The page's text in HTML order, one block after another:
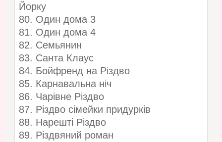
Йорку
80. Один дома 3
81. Один дома 4
82. Семьянин
83. Санта Клаус
84. Бойфренд на Різдво
85. Карнавальна ніч
86. Чарівне Різдво
87. Різдво сімейки придурків
88. Нарешті Різдво
89. Різдвяний роман